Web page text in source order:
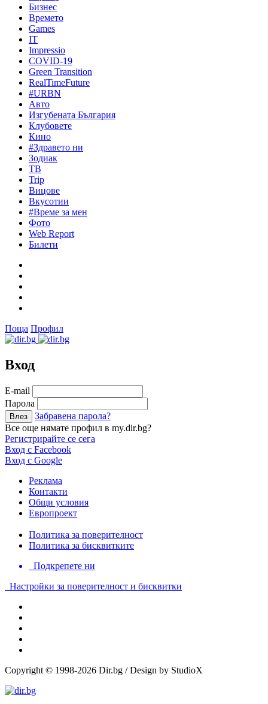
Бизнес
Времето
Games
IT
Impressio
COVID-19
Green Transition
RealTimeFuture
#URBN
Авто
Изгубената България
Клубовете
Кино
#Здравето ни
Зодиак
ТВ
Trip
Вицове
Вкусотии
#Време за мен
Фото
Web Report
Билети
Поща Профил
Вход
Е-mail
Парола
Забравена парола?
Все още нямате профил в my.dir.bg?
Регистрирайте се сега
Вход с Facebook
Вход с Google
Реклама
Контакти
Общи условия
Европроект
Политика за поверителност
Политика за бисквитките
Подкрепете ни
Настройки за поверителност и бисквитки
Copyright © 1998-2026 Dir.bg / Design by StudioX